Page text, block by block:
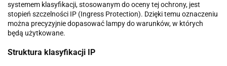
systemem klasyfikacji, stosowanym do oceny tej ochrony, jest
stopień szczelności IP (Ingress Protection). Dzięki temu oznaczeniu
można precyzyjnie dopasować lampy do warunków, w których
będą użytkowane.
Struktura klasyfikacji IP